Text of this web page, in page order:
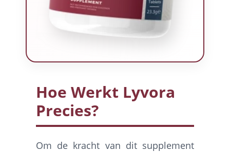
Hoe Werkt Lyvora
Precies?
Om de kracht van dit supplement